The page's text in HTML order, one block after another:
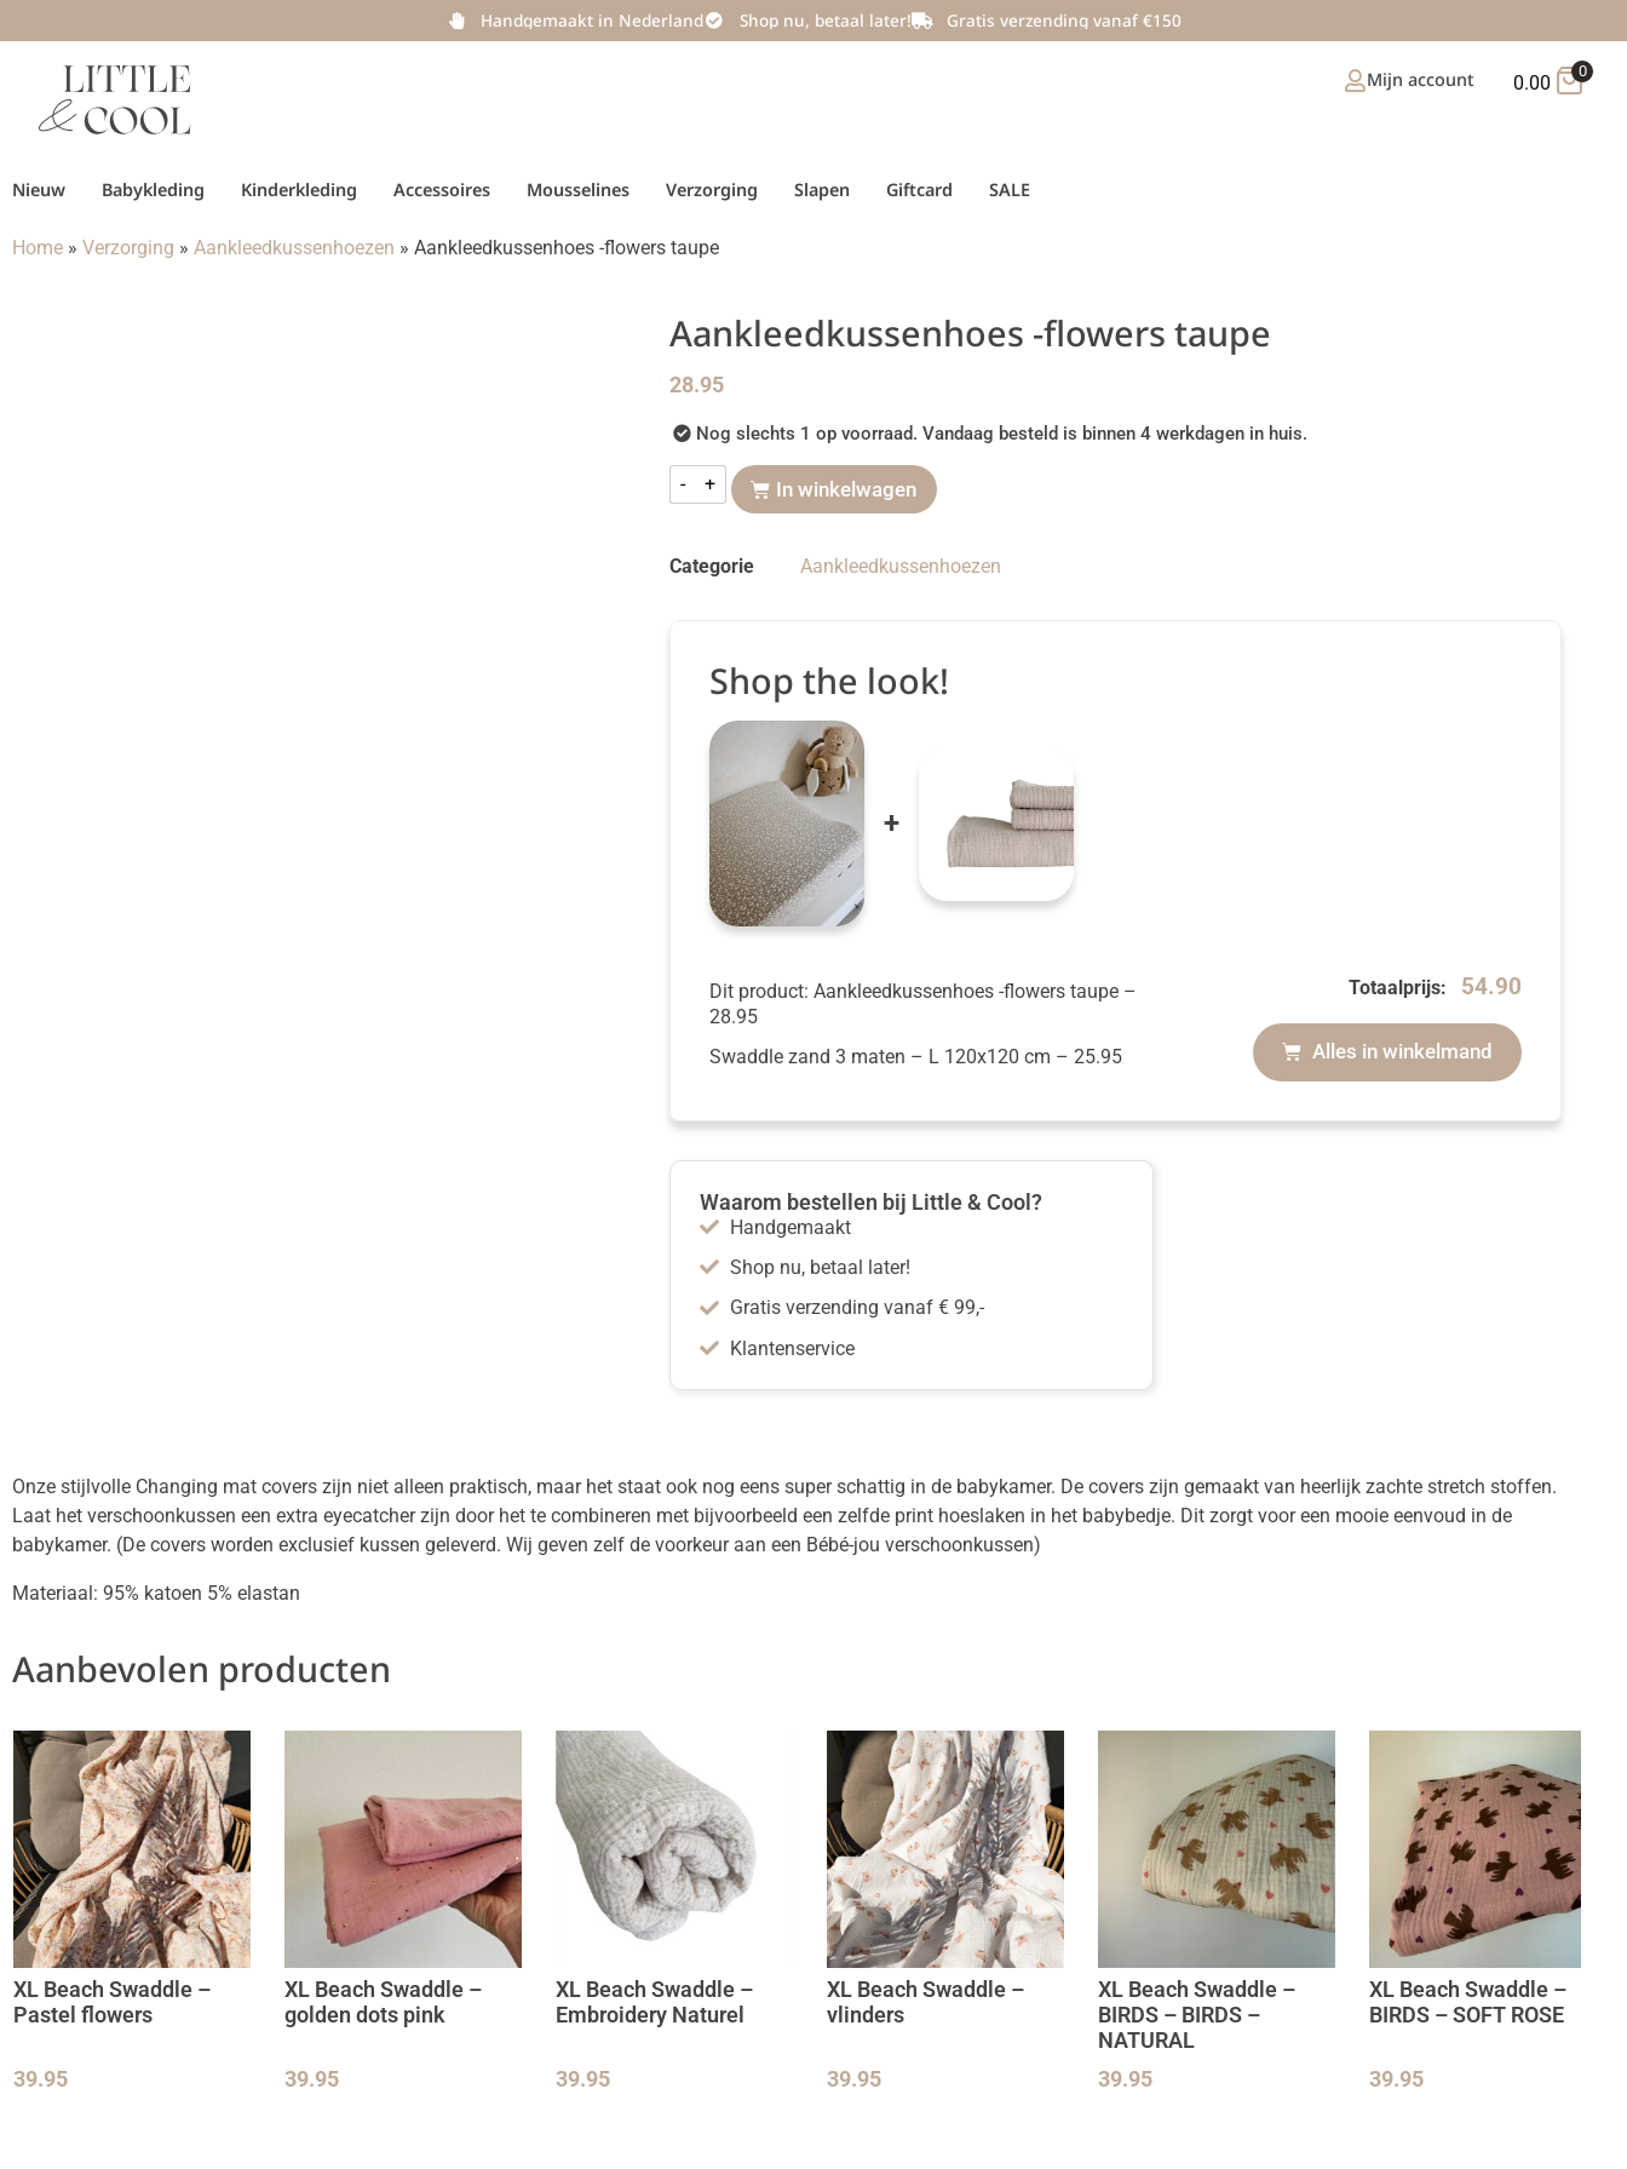
Handgemaakt in Nederland Shop nu, betaal later! Gratis verzending vanaf €150
Mijn account 0.00
0
Nieuw Babykleding Kinderkleding Accessoires Mousselines Verzorging Slapen Giftcard SALE
Home » Verzorging » Aankleedkussenhoezen » Aankleedkussenhoes -flowers taupe
Aankleedkussenhoes -flowers taupe
28.95
Nog slechts 1 op voorraad. Vandaag besteld is binnen 4 werkdagen in huis.
- + In winkelwagen
Categorie Aankleedkussenhoezen
Shop the look!
+
Totaalprijs: 54.90
Alles in winkelmand
Dit product: Aankleedkussenhoes -flowers taupe –
28.95
Swaddle zand 3 maten – L 120x120 cm – 25.95
Waarom bestellen bij Little & Cool?
Handgemaakt
Shop nu, betaal later!
Gratis verzending vanaf € 99,-
Klantenservice
Onze stijlvolle Changing mat covers zijn niet alleen praktisch, maar het staat ook nog eens super schattig in de babykamer. De covers zijn gemaakt van heerlijk zachte stretch stoffen.
Laat het verschoonkussen een extra eyecatcher zijn door het te combineren met bijvoorbeeld een zelfde print hoeslaken in het babybedje. Dit zorgt voor een mooie eenvoud in de
babykamer. (De covers worden exclusief kussen geleverd. Wij geven zelf de voorkeur aan een Bébé-jou verschoonkussen)
Materiaal: 95% katoen 5% elastan
Aanbevolen producten
XL Beach Swaddle –
Pastel flowers
39.95
XL Beach Swaddle –
golden dots pink
39.95
XL Beach Swaddle –
Embroidery Naturel
39.95
XL Beach Swaddle –
vlinders
39.95
XL Beach Swaddle –
BIRDS – BIRDS –
NATURAL
39.95
XL Beach Swaddle –
BIRDS – SOFT ROSE
39.95